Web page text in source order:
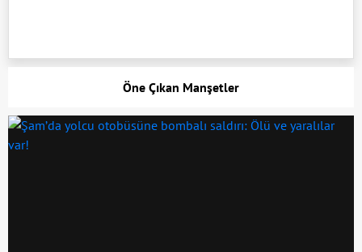
Öne Çıkan Manşetler